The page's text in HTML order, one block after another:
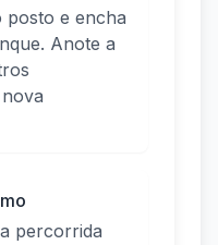
posto e encha
Anote a
percorrida